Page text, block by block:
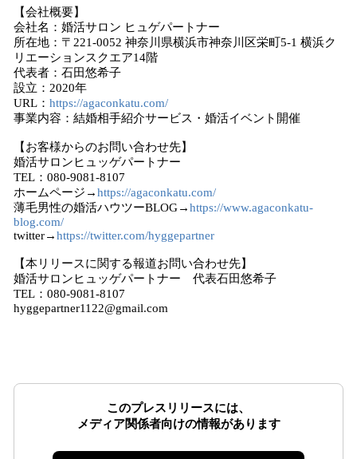
【会社概要】
会社名：婚活サロン ヒュゲパートナー
所在地：〒221-0052 神奈川県横浜市神奈川区栄町5-1 横浜ク
リエーションスクエア14階
代表者：石田悠希子
設立：2020年
URL： https://agaconkatu.com/
事業内容：結婚相手紹介サービス・婚活イベント開催
【お客様からのお問い合わせ先】
婚活サロンヒュッゲパートナー
TEL：080-9081-8107
ホームページ→https://agaconkatu.com/
薄毛男性の婚活ハウツーBLOG→https://www.agaconkatu-
blog.com/
twitter→https://twitter.com/hyggepartner
【本リリースに関する報道お問い合わせ先】
婚活サロンヒュッゲパートナー 代表石田悠希子
TEL：080-9081-8107
hyggepartner1122@gmail.com
このプレスリリースには、
メディア関係者向けの情報があります